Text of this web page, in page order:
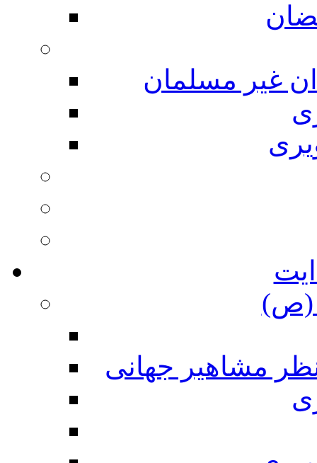
غیر مسلمان
(ص)
مشاهیر جهانی